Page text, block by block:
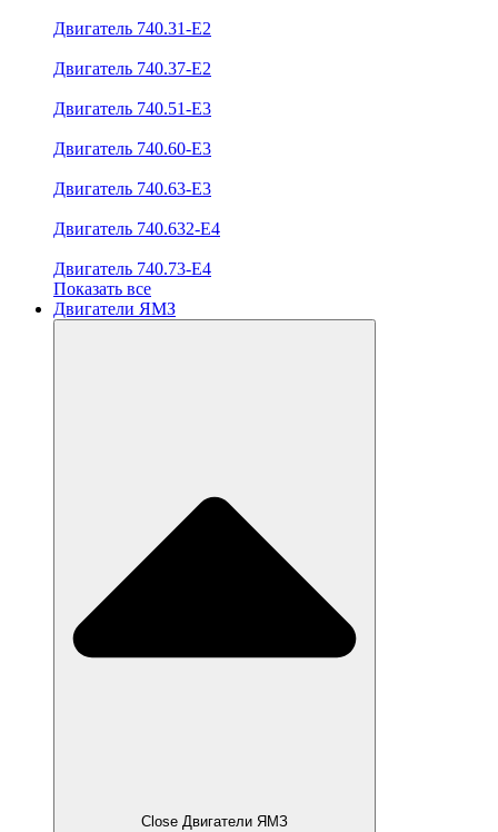
Двигатель 740.31-E2
Двигатель 740.37-E2
Двигатель 740.51-E3
Двигатель 740.60-E3
Двигатель 740.63-E3
Двигатель 740.632-E4
Двигатель 740.73-E4
Показать все
Двигатели ЯМЗ
Close Двигатели ЯМЗ